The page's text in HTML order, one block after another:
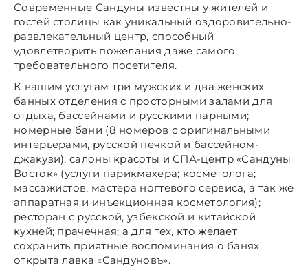
Современные Сандуны известны у жителей и
гостей столицы как уникальный оздоровительно-
развлекательный центр, способный
удовлетворить пожелания даже самого
требовательного посетителя.
К вашим услугам три мужских и два женских
банных отделения с просторными залами для
отдыха, бассейнами и русскими парными;
номерные бани (8 номеров с оригинальными
интерьерами, русской печкой и бассейном-
джакузи); салоны красоты и СПА-центр «Сандуны
Восток» (услуги парикмахера; косметолога;
массажистов, мастера ногтевого сервиса, а так же
аппаратная и инъекционная косметология);
ресторан с русской, узбекской и китайской
кухней; прачечная; а для тех, кто желает
сохранить приятные воспоминания о банях,
открыта лавка «Сандуновъ».